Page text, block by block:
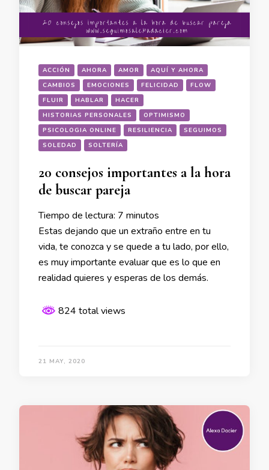
ACCIÓN AHORA AMOR
AQUÍ Y AHORA
CAMBIOS
EMOCIONES FELICIDAD
FLOW
FLUIR
HABLAR
HACER
HISTORIAS PERSONALES
OPTIMISMO
PSICOLOGIA ONLINE
RESILIENCIA
SEGUIMOS
SOLEDAD
SOLTERÍA
20 consejos importantes a la hora
de buscar pareja
Tiempo de lectura: 7 minutos
Estas dejando que un extraño entre en tu
vida, te conozca y se quede a tu lado, por ello,
es muy importante evaluar que es lo que en
realidad quieres y esperas de los demás.
824 total views
21 MAY, 2020